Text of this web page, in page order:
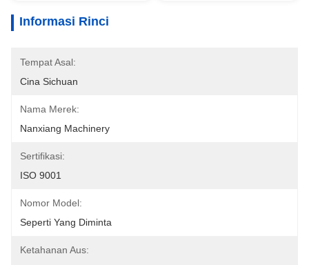
Informasi Rinci
Tempat Asal:
Cina Sichuan
Nama Merek:
Nanxiang Machinery
Sertifikasi:
ISO 9001
Nomor Model:
Seperti Yang Diminta
Ketahanan Aus: